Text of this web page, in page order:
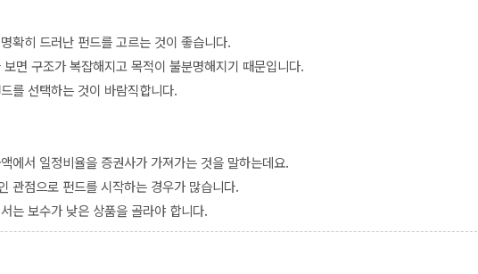
확히 드러난 펀드를 고르는 것이 좋습니다.
면 구조가 복잡해지고 목적이 불분명해지기 때문입니다.
를 선택하는 것이 바람직합니다.
에서 일정비율을 증권사가 가져가는 것을 말하는데요.
관점으로 펀드를 시작하는 경우가 많습니다.
는 보수가 낮은 상품을 골라야 합니다.